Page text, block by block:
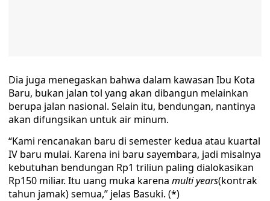
Dia juga menegaskan bahwa dalam kawasan Ibu Kota
Baru, bukan jalan tol yang akan dibangun melainkan
berupa jalan nasional. Selain itu, bendungan, nantinya
akan difungsikan untuk air minum.
“Kami rencanakan baru di semester kedua atau kuartal
IV baru mulai. Karena ini baru sayembara, jadi misalnya
kebutuhan bendungan Rp1 triliun paling dialokasikan
Rp150 miliar. Itu uang muka karena multi years(kontrak
tahun jamak) semua,” jelas Basuki. (*)